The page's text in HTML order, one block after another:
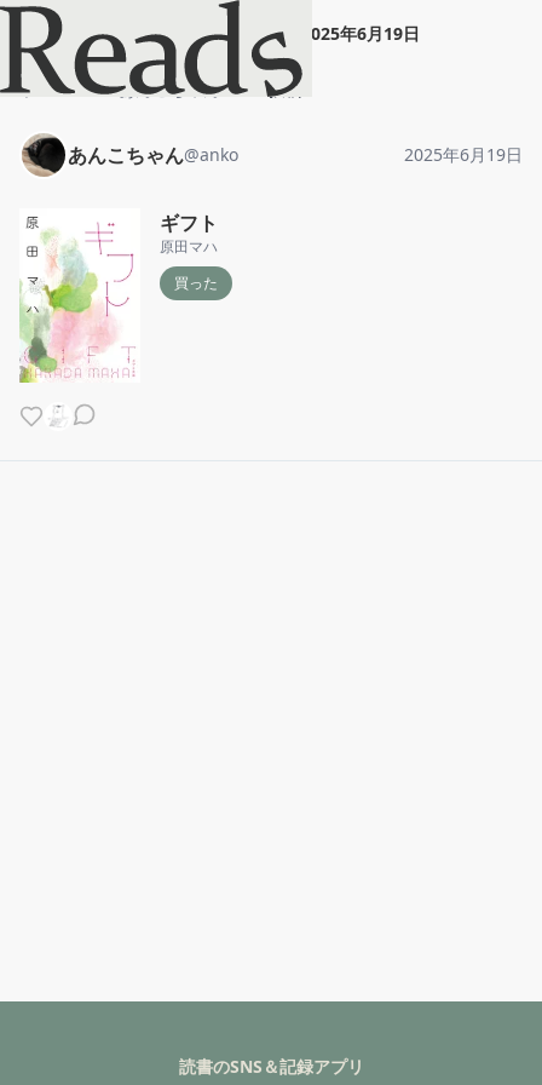
あんこちゃん" ギフト 2025年6月19日
ホーム あんこちゃん 投稿
あんこちゃん@anko 2025年6月19日
ギフト
原田マハ
買った
読書のSNS＆記録アプリ